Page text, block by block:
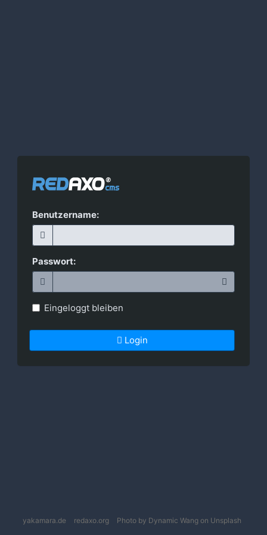
Benutzername:
Passwort:
Eingeloggt bleiben
Login
yakamara.de redaxo.org Photo by Dynamic Wang on Unsplash